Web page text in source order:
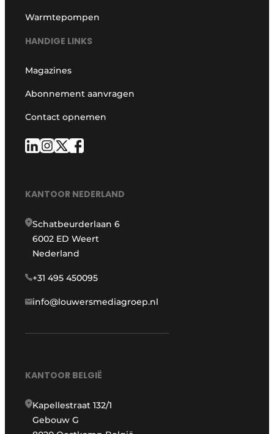
Warmtepompen
HANDIGE LINKS
Magazines
Abonnement aanvragen
Contact opnemen
KANTOOR NEDERLAND
Schatbeurderlaan 6
6002 ED Weert
Nederland
+31 495 450095
info@louwersmediagroep.nl
KANTOOR BELGIË
Kapellestraat 132/1
Gebouw G